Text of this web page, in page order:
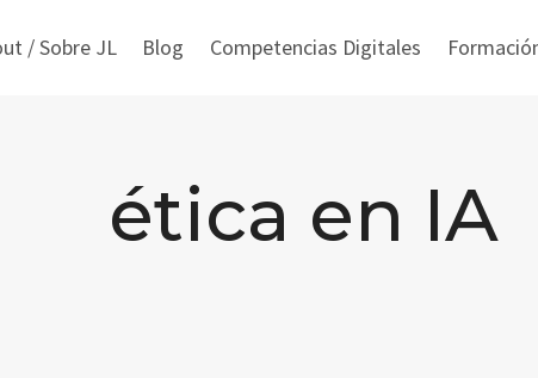
/ Sobre JL Blog Competencias Digitales
ética en IA